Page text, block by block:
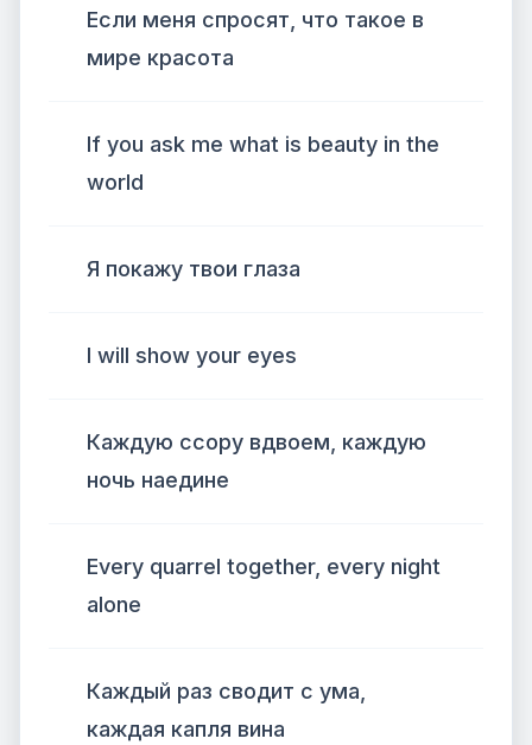
Если меня спросят, что такое в
мире красота
If you ask me what is beauty in the
world
Я покажу твои глаза
I will show your eyes
Каждую ссору вдвоем, каждую
ночь наедине
Every quarrel together, every night
alone
Каждый раз сводит с ума,
каждая капля вина